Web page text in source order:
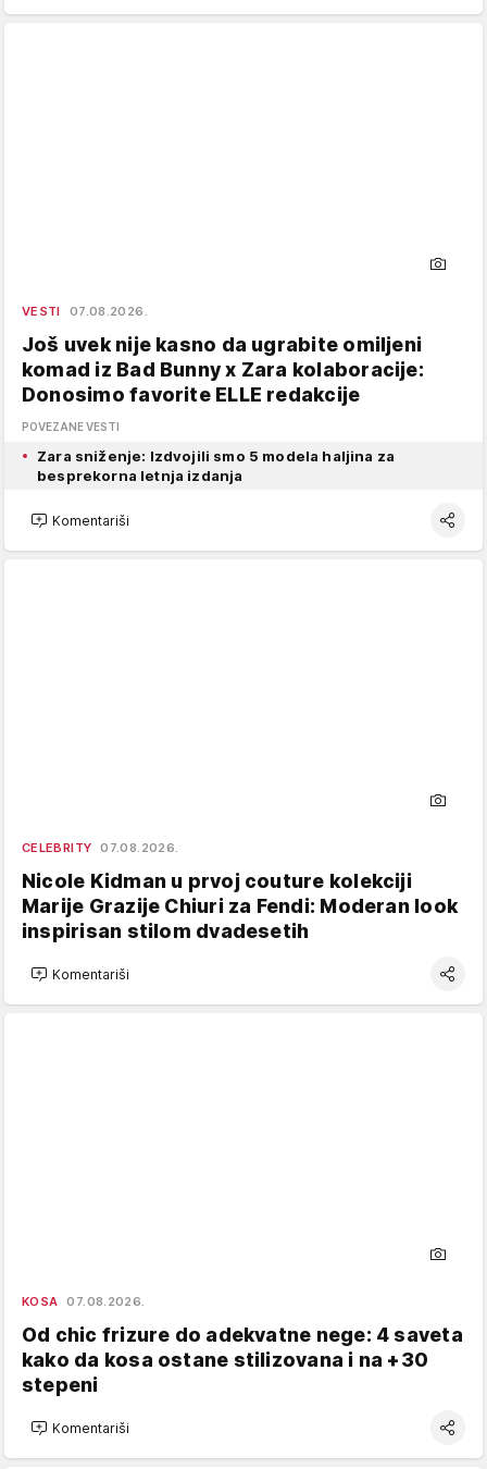
VESTI 07.08.2026.
Još uvek nije kasno da ugrabite omiljeni
komad iz Bad Bunny x Zara kolaboracije:
Donosimo favorite ELLE redakcije
POVEZANE VESTI
Zara sniženje: Izdvojili smo 5 modela haljina za
besprekorna letnja izdanja
Komentariši
CELEBRITY 07.08.2026.
Nicole Kidman u prvoj couture kolekciji
Marije Grazije Chiuri za Fendi: Moderan look
inspirisan stilom dvadesetih
Komentariši
KOSA 07.08.2026.
Od chic frizure do adekvatne nege: 4 saveta
kako da kosa ostane stilizovana i na +30
stepeni
Komentariši